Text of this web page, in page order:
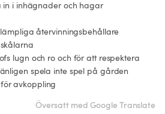
spela inte spel på gården
Översatt med Google Translate